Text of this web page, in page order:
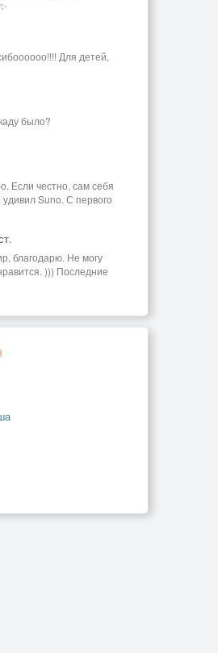
Для детей,
было?
Если честно, сам себя
Suno. С первого
благодарю. Не могу
))) Последние